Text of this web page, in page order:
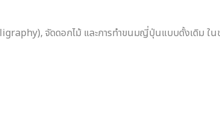
จัดดอกไม้ และการทำขนมญี่ปุ่นแบบดั้งเดิม ในข